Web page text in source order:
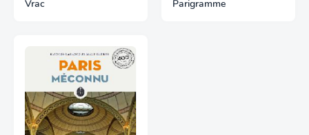
Vrac
Parigramme